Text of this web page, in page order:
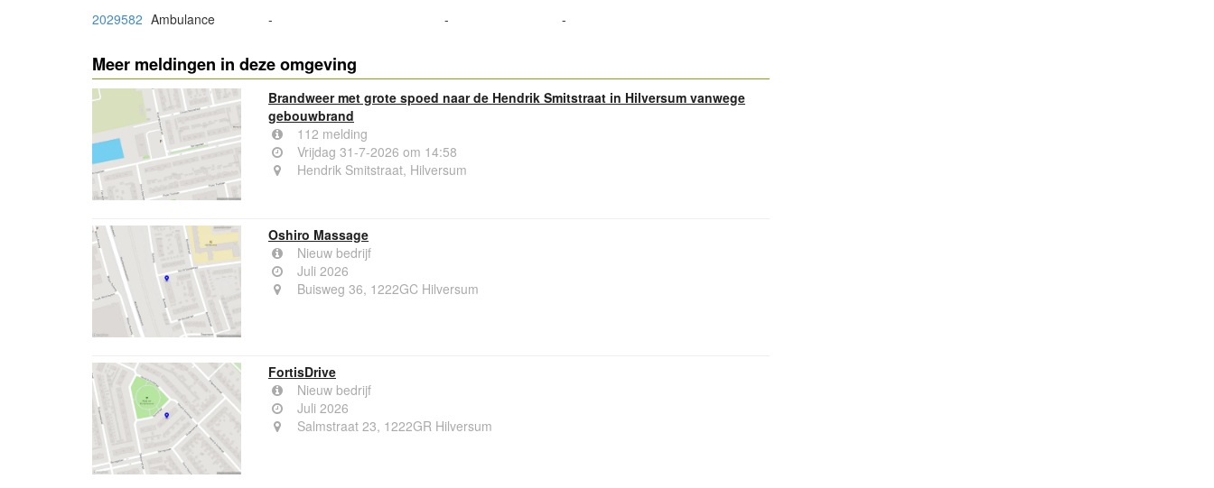
2029582 Ambulance - - -
Meer meldingen in deze omgeving
Brandweer met grote spoed naar de Hendrik Smitstraat in Hilversum vanwege
gebouwbrand
112 melding
Vrijdag 31-7-2026 om 14:58
Hendrik Smitstraat, Hilversum
Oshiro Massage
Nieuw bedrijf
Juli 2026
Buisweg 36, 1222GC Hilversum
FortisDrive
Nieuw bedrijf
Juli 2026
Salmstraat 23, 1222GR Hilversum